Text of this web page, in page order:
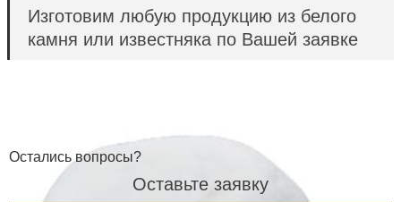
Изготовим любую продукцию из белого
камня или известняка по Вашей заявке
Остались вопросы?
Оставьте заявку